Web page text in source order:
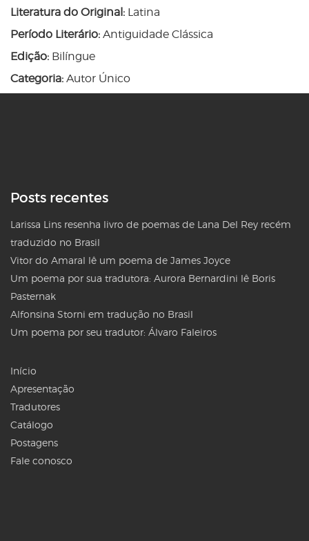
Literatura do Original: Latina
Período Literário: Antiguidade Clássica
Edição: Bilíngue
Categoria: Autor Único
Posts recentes
Larissa Lins resenha livro de poemas de Lana Del Rey recém
traduzido no Brasil
Vitor do Amaral lê um poema de James Joyce
Um poema por sua tradutora: Aurora Bernardini lê Boris
Pasternak
Alfonsina Storni em tradução no Brasil
Um poema por seu tradutor: Álvaro Faleiros
Início
Apresentação
Tradutores
Catálogo
Postagens
Fale conosco